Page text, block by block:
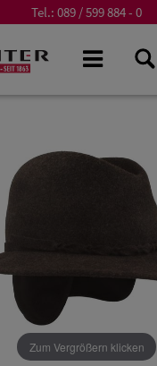
Tel.: 089 / 599 884 - 0
Zum Vergrößern klicken